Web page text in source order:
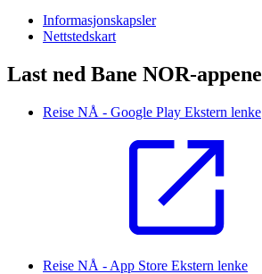
Informasjonskapsler
Nettstedskart
Last ned Bane NOR-appene
Reise NÅ - Google Play Ekstern lenke
Reise NÅ - App Store Ekstern lenke